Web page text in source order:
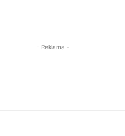
- Reklama -